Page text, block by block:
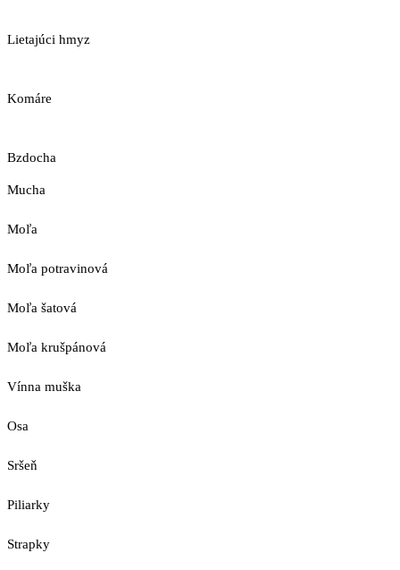
Lietajúci hmyz
Komáre
Bzdocha
Mucha
Moľa
Moľa potravinová
Moľa šatová
Moľa krušpánová
Vínna muška
Osa
Sršeň
Piliarky
Strapky